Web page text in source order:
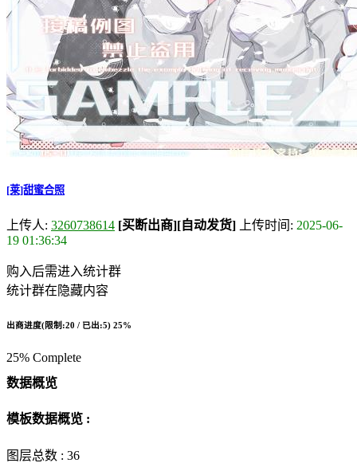
[莱]甜蜜合照
上传人: 3260738614 [买断出商][自动发货] 上传时间: 2025-06-
19 01:36:34
购入后需进入统计群
统计群在隐藏内容
出商进度(限制:20 / 已出:5) 25%
25% Complete
数据概览
模板数据概览 :
图层总数 : 36